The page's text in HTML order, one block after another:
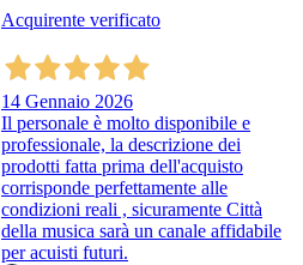
Acquirente verificato
14 Gennaio 2026
Il personale è molto disponibile e
professionale, la descrizione dei
prodotti fatta prima dell'acquisto
corrisponde perfettamente alle
condizioni reali , sicuramente Città
della musica sarà un canale affidabile
per acuisti futuri.